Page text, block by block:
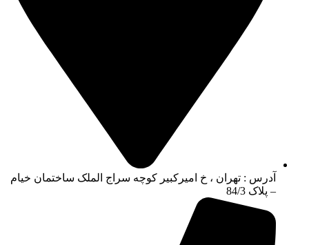
آدرس : تهران ، خ امیرکبیر کوچه سراج الملک ساختمان خیام
– پلاک 84/3